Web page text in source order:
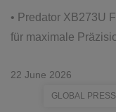
• Predator XB273U
für maximale
22 June 2026
GLOBAL